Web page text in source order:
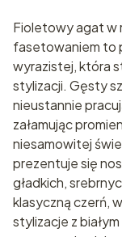
Fioletowy agat w
fasetowaniem to
wyrazistej, która
stylizacji. Gęsty
nieustannie
załamując
niesamowitej
prezentuje się
gładkich,
klasyczną czerń,
stylizacje z